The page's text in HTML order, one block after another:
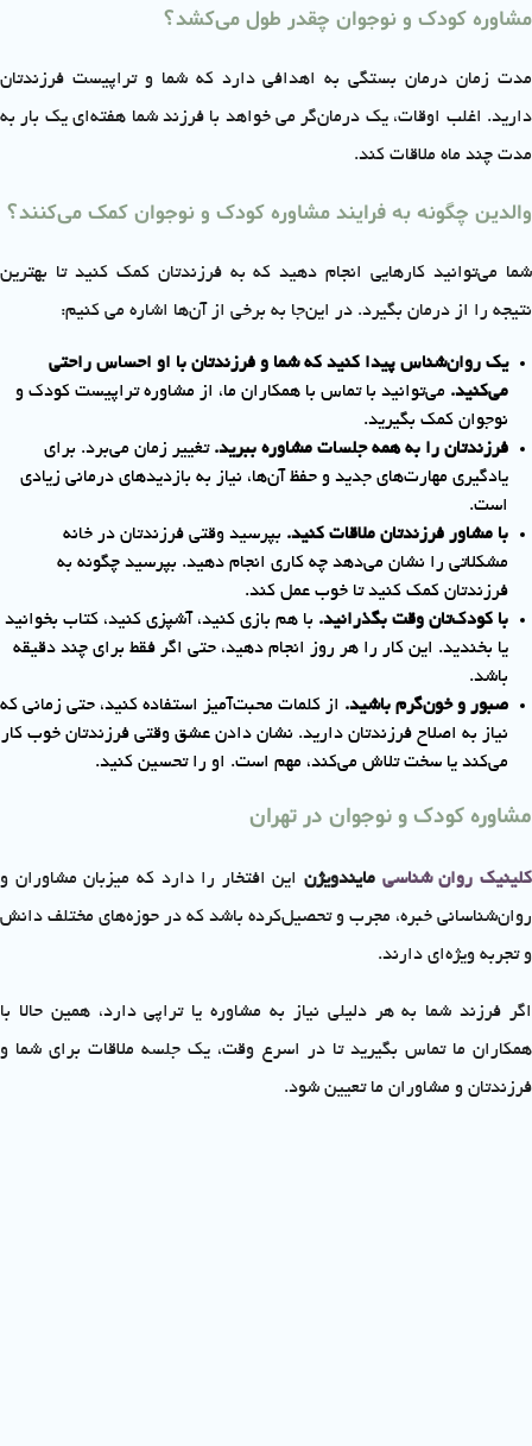
مشاوره کودک و نوجوان چقدر طول می‌کشد؟
مدت زمان درمان بستگی به اهدافی دارد که شما و تراپیست فرزندتان
دارید. اغلب اوقات، یک درمان‌گر می خواهد با فرزند شما هفته‌ای یک بار به
مدت چند ماه ملاقات کند.
والدین چگونه به فرایند مشاوره کودک و نوجوان کمک می‌کنند؟
شما می‌توانید کارهایی انجام دهید که به فرزندتان کمک کنید تا بهترین
نتیجه را از درمان بگیرد. در این‌جا به برخی از آن‌ها اشاره می کنیم:
یک روان‌شناس پیدا کنید که شما و فرزندتان با او احساس راحتی
می‌کنید. می‌توانید با تماس با همکاران ما، از مشاوره تراپیست کودک و
نوجوان کمک بگیرید.
فرزندتان را به همه جلسات مشاوره ببرید. تغییر زمان می‌برد. برای
یادگیری مهارت‌های جدید و حفظ آن‌ها، نیاز به بازدیدهای درمانی زیادی
است.
با مشاور فرزندتان ملاقات کنید. بپرسید وقتی فرزندتان در خانه
مشکلاتی را نشان می‌دهد چه کاری انجام دهید. بپرسید چگونه به
فرزندتان کمک کنید تا خوب عمل کند.
با کودک‌تان وقت بگذرانید. با هم بازی کنید، آشپزی کنید، کتاب بخوانید
یا بخندید. این کار را هر روز انجام دهید، حتی اگر فقط برای چند دقیقه
باشد.
صبور و خون‌گرم باشید. از کلمات محبت‌آمیز استفاده کنید، حتی زمانی که
نیاز به اصلاح فرزندتان دارید. نشان دادن عشق وقتی فرزندتان خوب کار
می‌کند یا سخت تلاش می‌کند، مهم است. او را تحسین کنید.
مشاوره کودک و نوجوان در تهران
کلینیک روان شناسی مایندویژناین افتخار را دارد که میزبان مشاوران و
روان‌شناسانی خبره، مجرب و تحصیل‌کرده باشد که در حوزه‌های مختلف دانش
و تجربه ویژه‌ای دارند.
اگر فرزند شما به هر دلیلی نیاز به مشاوره یا تراپی دارد، همین حالا با
همکاران ما تماس بگیرید تا در اسرع وقت، یک جلسه ملاقات برای شما و
فرزندتان و مشاوران ما تعیین شود.